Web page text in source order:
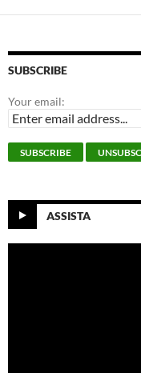
SUBSCRIBE
Your email:
ASSISTA